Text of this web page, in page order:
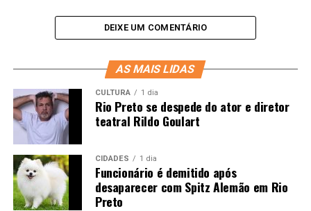
DEIXE UM COMENTÁRIO
AS MAIS LIDAS
CULTURA 1 dia
Rio Preto se despede do ator e diretor
teatral Rildo Goulart
CIDADES 1 dia
Funcionário é demitido após
desaparecer com Spitz Alemão em Rio
Preto